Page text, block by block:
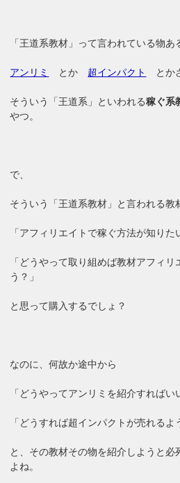
「王道系教材」って言われている物あ
アンリミ とか 超インパクト とか
そういう「王道系」といわれる稼ぐ系
やつ。
で、
そういう「王道系教材」と言われる教
「アフィリエイトで稼ぐ方法が知りた
「どうやって取り組めば教材アフィ
う？」
と思って購入するでしょ？
なのに、何故か途中から
「どうやってアンリミを紹介すればい
「どうすれば超インパクトが売れるよ
と、その教材その物を紹介しようと
よね。